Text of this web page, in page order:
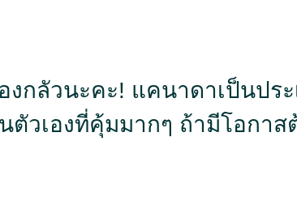
งกลัวนะคะ! แคนาดาเป็นปร
วเองที่คุ้มมากๆ ถ้ามีโอกาส